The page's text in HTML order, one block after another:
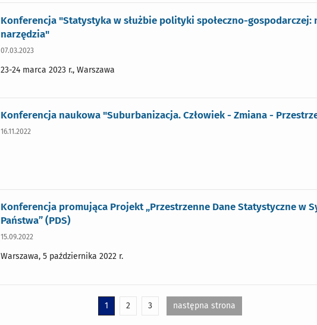
Konferencja "Statystyka w służbie polityki społeczno-gospodarczej:
narzędzia"
07.03.2023
23-24 marca 2023 r., Warszawa
Konferencja naukowa "Suburbanizacja. Człowiek - Zmiana -
16.11.2022
Konferencja promująca Projekt „Przestrzenne Dane Statystyczne w
Państwa” (PDS)
15.09.2022
Warszawa, 5 października 2022 r.
1 2 3 następna strona